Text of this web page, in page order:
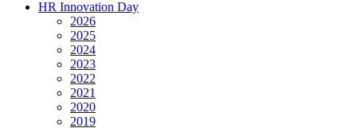
HR Innovation Day
2026
2025
2024
2023
2022
2021
2020
2019